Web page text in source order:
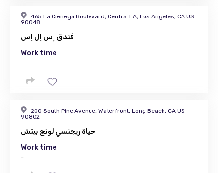
465 La Cienega Boulevard, Central LA, Los Angeles, CA US
90048
فندق إس إل إس
Work time
-
200 South Pine Avenue, Waterfront, Long Beach, CA US
90802
حياة ريجنسي لونج بيتش
Work time
-